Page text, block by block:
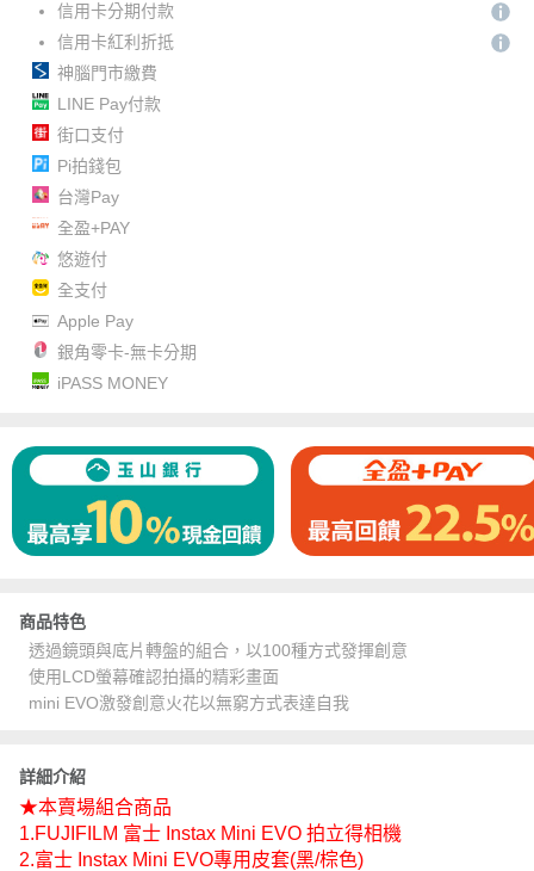
信用卡分期付款
信用卡紅利折抵
神腦門市繳費
LINE Pay付款
街口支付
Pi拍錢包
台灣Pay
全盈+PAY
悠遊付
全支付
Apple Pay
銀角零卡-無卡分期
iPASS MONEY
商品特色
透過鏡頭與底片轉盤的組合，以100種方式發揮創意
使用LCD螢幕確認拍攝的精彩畫面
mini EVO激發創意火花以無窮方式表達自我
詳細介紹
★本賣場組合商品
1.FUJIFILM 富士 Instax Mini EVO 拍立得相機
2.富士 Instax Mini EVO專用皮套(黑/棕色)